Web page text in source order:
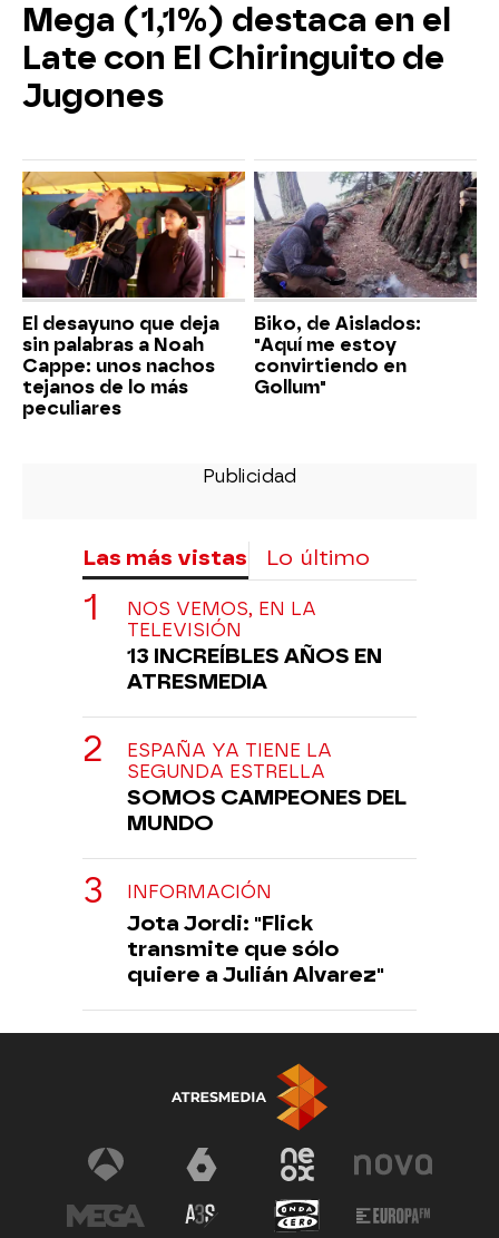
Mega (1,1%) destaca en el
Late con El Chiringuito de
Jugones
El desayuno que deja
sin palabras a Noah
Cappe: unos nachos
tejanos de lo más
peculiares
Biko, de Aislados:
"Aquí me estoy
convirtiendo en
Gollum"
Las más vistas Lo último
NOS VEMOS, EN LA
TELEVISIÓN
13 INCREÍBLES AÑOS EN
ATRESMEDIA
ESPAÑA YA TIENE LA
SEGUNDA ESTRELLA
SOMOS CAMPEONES DEL
MUNDO
INFORMACIÓN
Jota Jordi: "Flick
transmite que sólo
quiere a Julián Alvarez"